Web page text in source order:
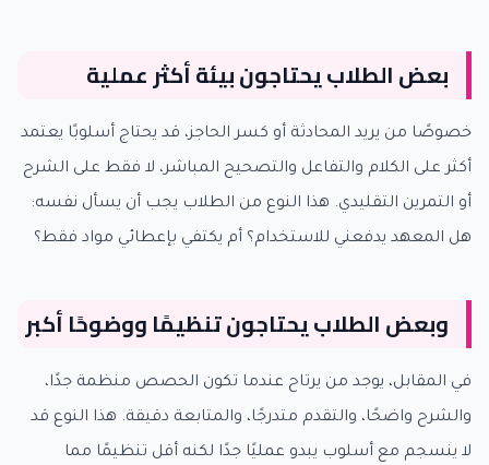
بعض الطلاب يحتاجون بيئة أكثر عملية
خصوصًا من يريد المحادثة أو كسر الحاجز، قد يحتاج أسلوبًا يعتمد
أكثر على الكلام والتفاعل والتصحيح المباشر، لا فقط على الشرح
أو التمرين التقليدي. هذا النوع من الطلاب يجب أن يسأل نفسه:
هل المعهد يدفعني للاستخدام؟ أم يكتفي بإعطائي مواد فقط؟
وبعض الطلاب يحتاجون تنظيمًا ووضوحًا أكبر
في المقابل، يوجد من يرتاح عندما تكون الحصص منظمة جدًا،
والشرح واضحًا، والتقدم متدرجًا، والمتابعة دقيقة. هذا النوع قد
لا ينسجم مع أسلوب يبدو عمليًا جدًا لكنه أقل تنظيمًا مما